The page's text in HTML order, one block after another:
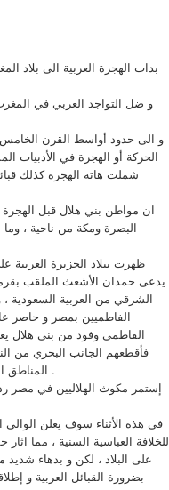
بدات الهجرة العربية الى بلاد
و ضل التواجد العربي في
و الى حدود أواسط القرن الخامس
الحركة أو الهجرة في الأدبيات
شملت هاته الهجرة كذلك
ان مواطن بني هلال قبل الهجرة
البصرة ومكة من ناحية ،
ظهرت ببلاد الجزيرة
يدعى حمدان الأشعث الملقب
الشرقي من العربية السعودية
الفاطميين بمصر و حاصر
الفاطمي وفود من بني هلال
فأقطعهم الجانب البحري من
المناطق التي شغلتها تعرف بها ، و بات ذكر الهلالي في اللسان المصري مرادفا للرجل القوي الشجاع المقدام .
إستمر مكوث الهلاليين في مصر
في هذه الأثناء سوف يعلن الوالي
للخلافة العباسية السنية ، مما
على البلاد ، لكن و بدهاء
بضرورة القبائل العربية و